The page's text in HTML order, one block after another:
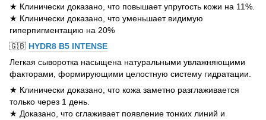
★ Клинически доказано, что повышает упругость кожи на 11%.
★ Клинически доказано, что уменьшает видимую
гиперпигментацию на 20%
🇬🇧 HYDR8 B5 INTENSE
Легкая сыворотка насыщена натуральными увлажняющими
факторами, формирующими целостную систему гидратации.
★ Клинически доказано, что кожа заметно разглаживается
только через 1 день.
★ Доказано, что сглаживает появление тонких линий и